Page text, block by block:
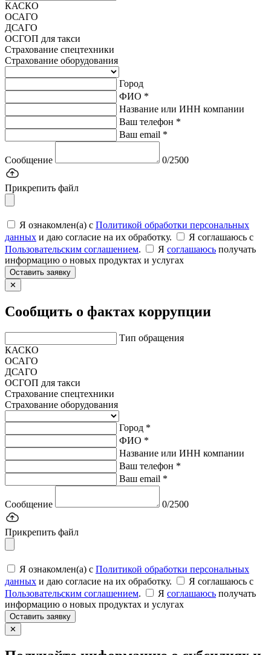
КАСКО
ОСАГО
ДСАГО
ОСГОП для такси
Страхование спецтехники
Страхование оборудования
Город
ФИО *
Название или ИНН компании
Ваш телефон *
Ваш email *
Сообщение 0/2500
Прикрепить файл
Я ознакомлен(а) с Политикой обработки персональных
данных и даю согласие на их обработку.
Я соглашаюсь c
Пользовательским соглашением. Я соглашаюсь получать
информацию о новых продуктах и услугах
Оставить заявку
✕
Сообщить о фактах коррупции
Тип обращения
КАСКО
ОСАГО
ДСАГО
ОСГОП для такси
Страхование спецтехники
Страхование оборудования
Город *
ФИО *
Название или ИНН компании
Ваш телефон *
Ваш email *
Сообщение 0/2500
Прикрепить файл
Я ознакомлен(а) с Политикой обработки персональных
данных и даю согласие на их обработку.
Я соглашаюсь c
Пользовательским соглашением. Я соглашаюсь получать
информацию о новых продуктах и услугах
Оставить заявку
✕